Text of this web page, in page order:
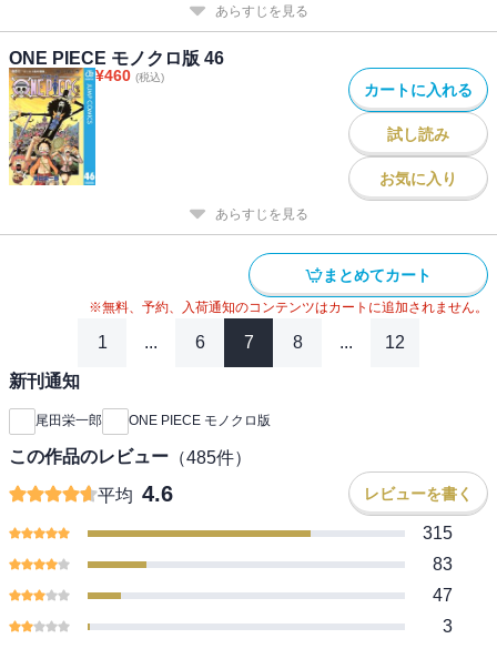
あらすじを見る
ONE PIECE モノクロ版 46
¥460 (税込)
カートに入れる
試し読み
お気に入り
あらすじを見る
まとめてカート
※無料、予約、入荷通知のコンテンツはカートに追加されません。
1 ... 6 7 8 ... 12
新刊通知
尾田栄一郎 ONE PIECE モノクロ版
この作品のレビュー （485件）
平均 4.6 レビューを書く
315
83
47
3